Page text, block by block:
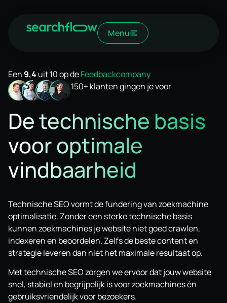
Menu
Een 9,4 uit 10 op deFeedbackcompany
150+ klanten gingen je voor
De technische basis
voor optimale
vindbaarheid
Technische SEO vormt de fundering van zoekmachine
optimalisatie. Zonder een sterke technische basis
kunnen zoekmachines je website niet goed crawlen,
indexeren en beoordelen. Zelfs de beste content en
strategie leveren dan niet het maximale resultaat op.
Met technische SEO zorgen we ervoor dat jouw website
snel, stabiel en begrijpelijk is voor zoekmachines én
gebruiksvriendelijk voor bezoekers.